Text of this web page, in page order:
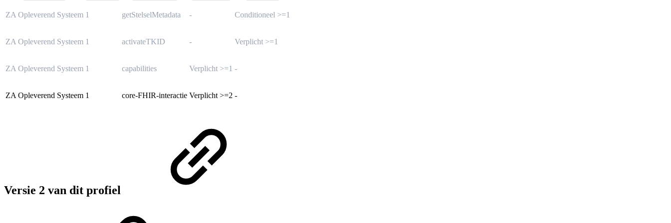
ZA Opleverend Systeem 1 getStelselMetadata - Conditioneel >=1
ZA Opleverend Systeem 1 activateTKID - Verplicht >=1
ZA Opleverend Systeem 1 capabilities Verplicht >=1 -
ZA Opleverend Systeem 1 core-FHIR-interactie Verplicht >=2 -
Versie 2 van dit profiel